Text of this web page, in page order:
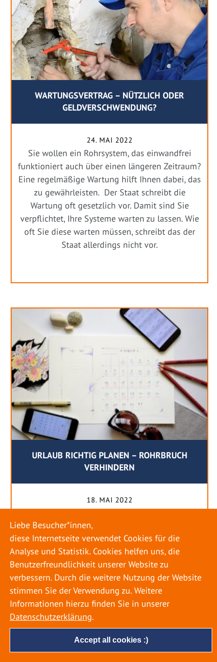
WARTUNGSVERTRAG – NÜTZLICH ODER
GELDVERSCHWENDUNG?
24. MAI 2022
Sie wollen ein Rohrsystem, das einwandfrei
funktioniert auch über einen längeren Zeitraum?
Eine regelmäßige Wartung hilft Ihnen dabei, das
zu gewährleisten. Der Staat schreibt die
Wartung oft gesetzlich vor. Damit sind Sie
verpflichtet, Ihre Systeme warten zu lassen. Wie
oft Sie diese warten müssen, schreibt das der
Staat allerdings nicht vor.
URLAUB RICHTIG PLANEN – ROHRBRUCH
VERHINDERN
18. MAI 2022
genießen ihren Urlaub. Dabei zieht es die Einen
weiter weg, die Anderen bleiben dann doch
lieber in der Heimat. Wenn Sie für eine längere
Zeit wegfahren möchten, gibt es einige Dinge zu
beachten, damit nicht anschließend eine böse
Überraschung auf Sie wartet. Um einen
möglichst entspannten Urlaub zu […]
Accept all cookies :)
Liebe Besucher*innen,
diese Internetseite verwendet Cookies für die
Analyse und Statistik. Cookies helfen uns, die
Benutzerfreundlichkeit unserer Website zu
verbessern. Durch die weitere Nutzung der Website
stimmen Sie der Verwendung zu. Weitere
Informationen hierzu finden Sie in unserer
Datenschutzerklärung.